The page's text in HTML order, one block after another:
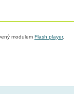
modulem Flash player.